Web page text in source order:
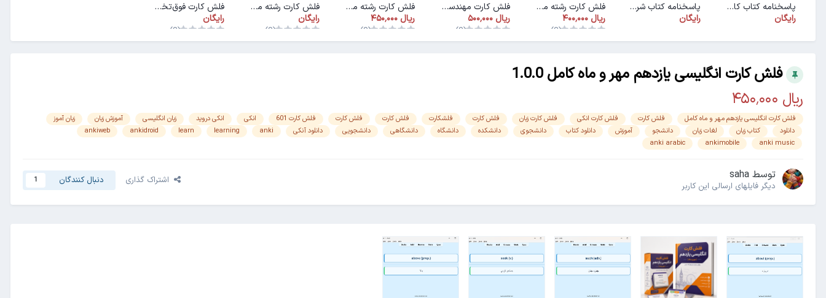
پاسخنامه کتاب کار ArbeitsbuchMenschen A1.1
رایگان
پاسخنامه کتاب شریته ۱ (PDF)
رایگان
فلش کارت رشته مهندسی پزشکی
(0)
فلش کارت مهندسی بهداشت و ایمنی کار
(0)
فلش کارت رشته مهندسی انرژی
(0)
فلش کارت رشته مهندسی اپتیک و لیزر
رایگان
(0)
فلش کارت فوق‌تخصص‌ها (فلوشیپ)
رایگان
(0)
فلش کارت انگلیسی یازدهم مهر و ماه کامل 1.0.0
فلش کارت انگلیسی یازدهم مهر و ماه کامل فلش کارت فلش کارت انکی فلش کارت زبان فلش کارت فلشکارت فلش کارت فلش کارت فلش کارت 601 انکی انکی دروید زبان انگلیسی آموزش زبان
زبان آموز
دانلود
کتاب زبان لغات زبان دانشجو آموزش دانلود کتاب دانشجوی دانشکده دانشگاه دانشگاهی دانشجویی دانلود آنکی anki
learning
learn
ankidroid
ankiweb
anki music
ankimobile
anki arabic
توسط saha
دیگر فایل‎های ارسالی این کاربر اشتراک گذاری دنبال کنندگان 1